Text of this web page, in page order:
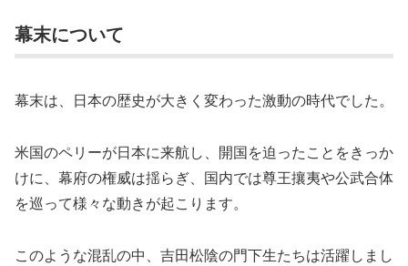
幕末について
幕末は、日本の歴史が大きく変わった激動の時代でした。
米国のペリーが日本に来航し、開国を迫ったことをきっか
けに、幕府の権威は揺らぎ、国内では尊王攘夷や公武合体
を巡って様々な動きが起こります。
このような混乱の中、吉田松陰の門下生たちは活躍しまし